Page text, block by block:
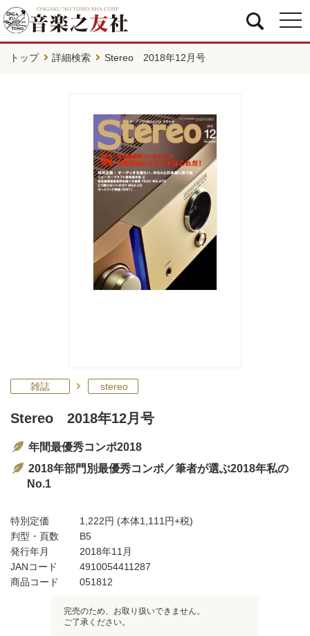
トップ 詳細検索 Stereo 2018年12月号
雑誌 stereo
Stereo 2018年12月号
年間最優秀コンポ2018
2018年部門別最優秀コンポ／筆者が選ぶ2018年私の
No.1
特別定価 1,222円 (本体1,111円+税)
判型・頁数
B5
発行年月
2018年11月
JANコード
4910054411287
商品コード
051812
完売のため、お取り扱いできません。
ご了承ください。